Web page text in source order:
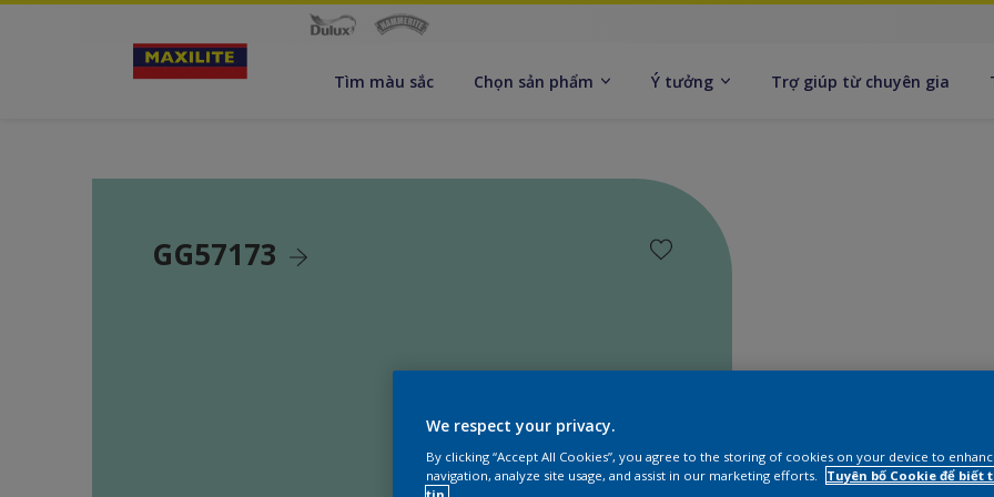
Tìm màu sắc Chọn sản phẩm Ý tưởng Trợ giúp từ chuyên gia
GG57173
Tìm
We respect your privacy.
By clicking “Accept All Cookies”, you agree to the storing of cookies on your device to
navigation, analyze site usage, and assist in our marketing efforts.
Tuyên bố Cookie để biết